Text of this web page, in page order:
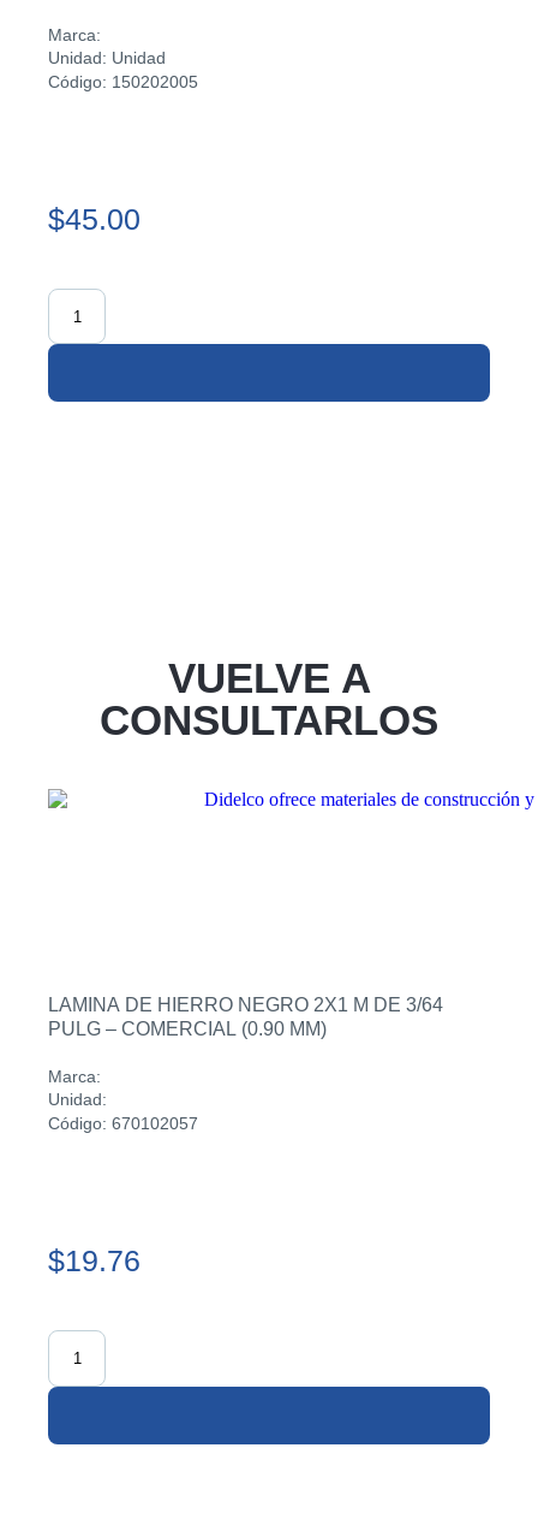
Marca:
Unidad: Unidad
Código: 150202005
$45.00
VUELVE A
CONSULTARLOS
LAMINA DE HIERRO NEGRO 2X1 M DE 3/64
PULG – COMERCIAL (0.90 MM)
Marca:
Unidad:
Código: 670102057
$19.76